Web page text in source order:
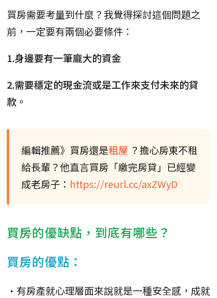
買房需要考量到什麼？我覺得探討這個問題之
前，一定要有兩個必要條件：
1.身邊要有一筆龐大的資金
2.需要穩定的現金流或是工作來支付未來的貸
款。
編輯推薦》買房還是租屋 ？擔心房東不租
給長輩？他直言買房「繳完房貸」已經變
成老房子： https://reurl.cc/axZWyD
買房的優缺點，到底有哪些？
買房的優點：
•有房產就心理層面來說就是一種安全感，成就